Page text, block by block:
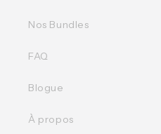
Nos Bundles
FAQ
Blogue
À propos